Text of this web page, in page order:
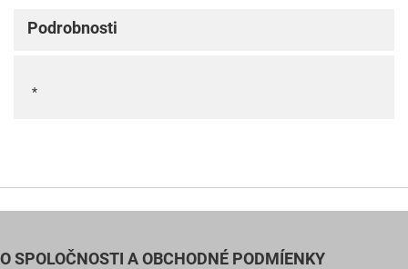
Podrobnosti
*
O SPOLOČNOSTI A OBCHODNÉ PODMÍENKY